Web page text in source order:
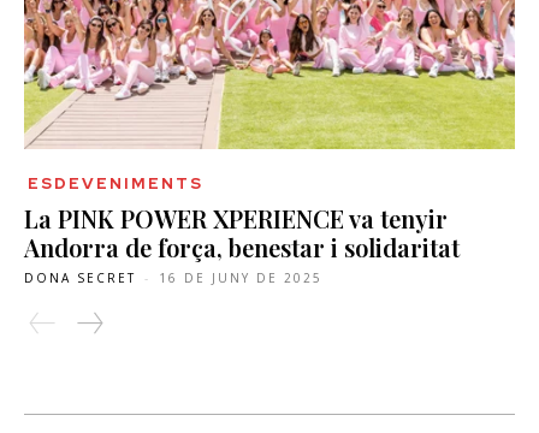
ESDEVENIMENTS
La PINK POWER XPERIENCE va tenyir
Andorra de força, benestar i solidaritat
DONA SECRET - 16 DE JUNY DE 2025